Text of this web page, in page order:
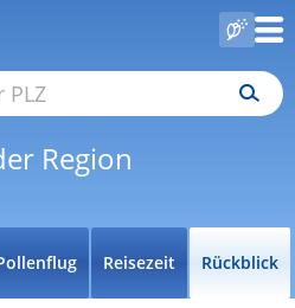
Region
Reisezeit Rückblick